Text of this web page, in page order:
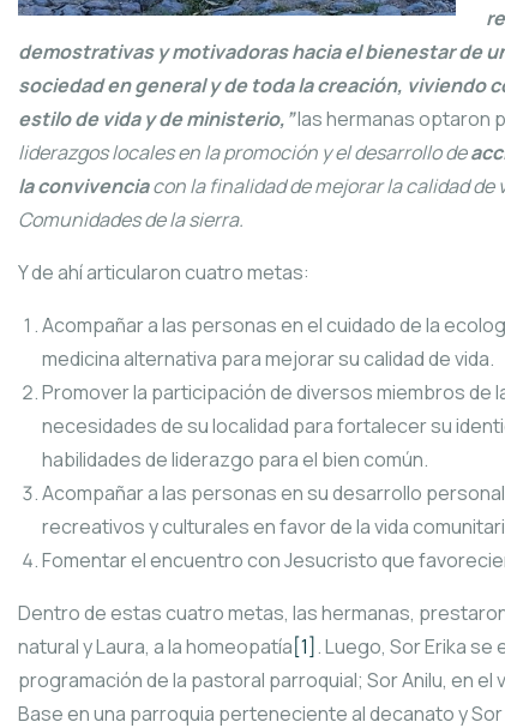
demostrativas y motivadoras hacia el bienestar de
sociedad en general y de toda la creación,
estilo de vida y de ministerio,”las hermanas optaron
liderazgos locales en la promoción y el desarrollo de
la convivenciacon la finalidad de mejorar la calidad de
Comunidades de la sierra.
Y de ahí articularon cuatro metas:
Acompañar a las personas en el cuidado de la
medicina alternativa para mejorar su calidad de vida.
Promover la participación de diversos miembros de
necesidades de su localidad para fortalecer su
habilidades de liderazgo para el bien común.
Acompañar a las personas en su desarrollo
recreativos y culturales en favor de la vida
Fomentar el encuentro con Jesucristo que
Dentro de estas cuatro metas, las hermanas,
natural y Laura, a la homeopatía[1] . Luego, Sor Erika
programación de la pastoral parroquial; Sor Anilu, en
Base en una parroquia perteneciente al decanato y